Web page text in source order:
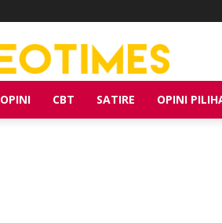
OPINI CBT SATIRE OPINI